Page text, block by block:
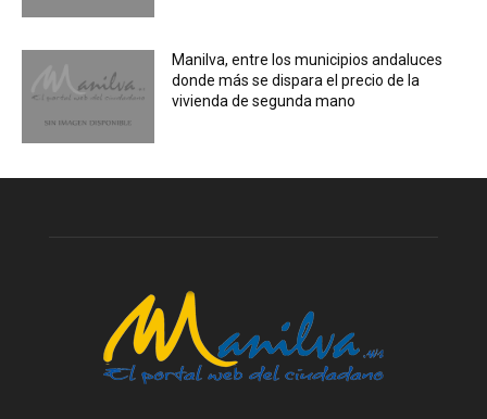
Manilva, entre los municipios andaluces
donde más se dispara el precio de la
vivienda de segunda mano